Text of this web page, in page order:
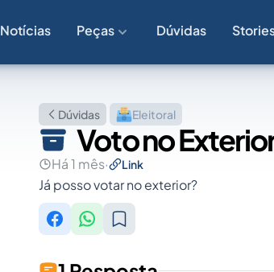
Notícias Peças Dúvidas
Dúvidas Eleitoral
Voto no
Há 1 mês· Link
Já posso votar no exterior?